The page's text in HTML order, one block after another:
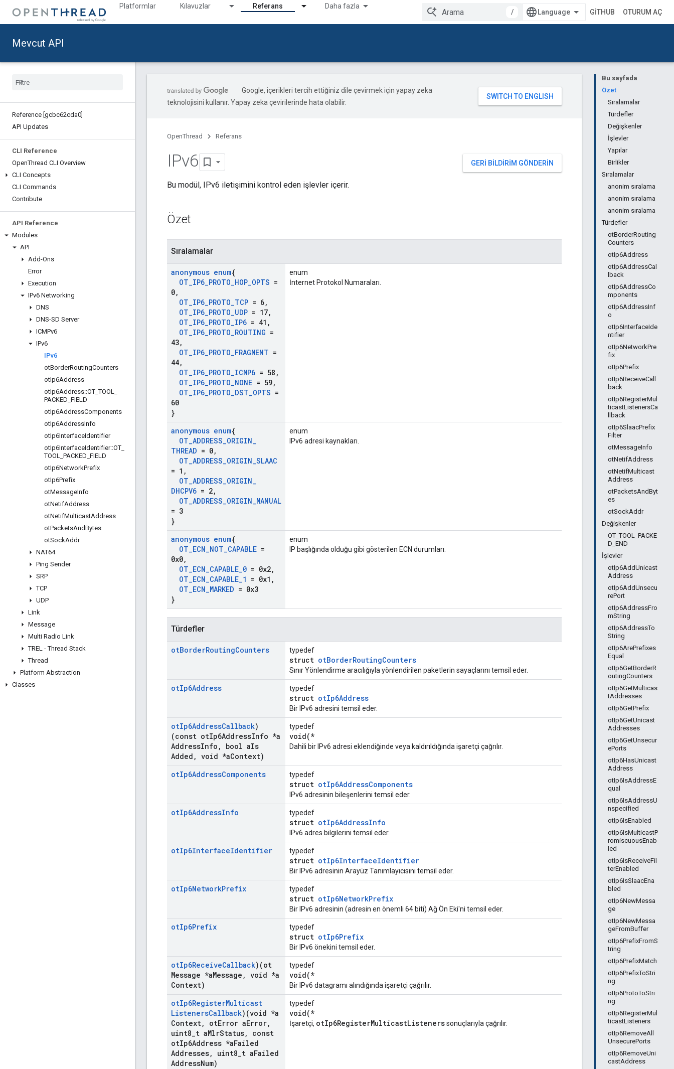
Platformlar Kılavuzlar Referans Daha fazla
/ GITHUB OTURUM AÇ
Mevcut API
Reference [gcbc62cda0]
API Updates
CLI Reference
OpenThread CLI Overview
CLI Concepts
CLI Commands
Contribute
API Reference
Modules
API
Add-Ons
Error
Execution
IPv6 Networking
DNS
DNS-SD Server
ICMPv6
IPv6
IPv6
otBorderRoutingCounters
otIp6Address
otIp6Address::OT _TOOL
PACKED FIELD
otIp6AddressComponents
otIp6AddressInfo
otIp6InterfaceIdentifier
otIp6InterfaceIdentifier::OT
TOOL PACKED FIELD
otIp6NetworkPrefix
otIp6Prefix
otMessageInfo
otNetifAddress
otNetifMulticastAddress
otPacketsAndBytes
otSockAddr
NAT64
Ping Sender
SRP
TCP
UDP
Link
Message
Multi Radio Link
TREL - Thread Stack
Thread
Platform Abstraction
Classes
Bu sayfada
Özet
Sıralamalar
Türdefler
Değişkenler
İşlevler
Yapılar
Birlikler
Sıralamalar
anonim sıralama
anonim sıralama
anonim sıralama
Türdefler
otBorderRouting
Counters
otIp6Address
otIp6AddressCal
lback
otIp6AddressCo
mponents
otIp6AddressInf
o
otIp6InterfaceIde
ntifier
otIp6NetworkPre
fix
otIp6Prefix
otIp6ReceiveCall
back
otIp6RegisterMul
ticastListenersCa
llback
otIp6SlaacPrefix
Filter
otMessageInfo
otNetifAddress
otNetifMulticast
Address
otPacketsAndByt
es
otSockAddr
Değişkenler
OT_TOOL_PACKE
D_END
İşlevler
otIp6AddUnicast
Address
otIp6AddUnsecu
rePort
otIp6AddressFro
mString
otIp6AddressTo
String
otIp6ArePrefixes
Equal
otIp6GetBorderR
outingCounters
otIp6GetMulticas
tAddresses
otIp6GetPrefix
otIp6GetUnicast
Addresses
otIp6GetUnsecur
ePorts
otIp6HasUnicast
Address
otIp6IsAddressE
qual
otIp6IsAddressU
nspecified
otIp6IsEnabled
otIp6IsMulticastP
romiscuousEnab
led
otIp6IsReceiveFil
terEnabled
otIp6IsSlaacEna
bled
otIp6NewMessa
ge
otIp6NewMessa
geFromBuffer
otIp6PrefixFromS
tring
otIp6PrefixMatch
otIp6PrefixToStri
ng
otIp6ProtoToStri
ng
otIp6RegisterMul
ticastListeners
otIp6RemoveAll
UnsecurePorts
otIp6RemoveUni
castAddress
Google, içerikleri tercih ettiğiniz dile çevirmek için yapay zeka
teknolojisini kullanır. Yapay zeka çevirilerinde hata olabilir.
OpenThread Referans
GERI BILDIRIM GÖNDERIN
IPv6
Bu modül, IPv6 iletişimini kontrol eden işlevler içerir.
Özet
Sıralamalar
anonymous enum{
OT_IP6_PROTO_HOP_OPTS =
0,
OT_IP6_PROTO_TCP = 6,
OT_IP6_PROTO_UDP = 17,
OT_IP6_PROTO_IP6 = 41 ,
OT_IP6_PROTO_ROUTING =
43,
OT_IP6_PROTO_FRAGMENT =
44,
OT_IP6_PROTO_ICMP6 = 58 ,
OT_IP6_PROTO_NONE = 59,
OT_IP6_PROTO_DST_OPTS =
60
}
enum
İnternet Protokol Numaraları.
anonymous enum{
OT_ADDRESS_ORIGIN_
THREAD = 0,
OT_ADDRESS_ORIGIN_SLAAC
= 1 ,
OT_ADDRESS_ORIGIN_
DHCPV6 = 2,
OT_ADDRESS_ORIGIN_MANUAL
= 3
}
enum
IPv6 adresi kaynakları.
anonymous enum{
OT_ECN_NOT_CAPABLE =
0x0,
OT_ECN_CAPABLE_0 = 0x2,
OT_ECN_CAPABLE_1 = 0x1 ,
OT_ECN_MARKED = 0x3
}
enum
IP başlığında olduğu gibi gösterilen ECN durumları.
Türdefler
otBorderRoutingCounters typedef
struct otBorderRoutingCounters
Sınır Yönlendirme aracılığıyla yönlendirilen paketlerin sayaçlarını temsil eder.
otIp6Address typedef
struct otIp6Address
Bir IPv6 adresini temsil eder.
otIp6AddressCallback)
(const otIp6AddressInfo *a
AddressInfo , bool aIs
Added , void *aContext)
typedef
void(*
Dahili bir IPv6 adresi eklendiğinde veya kaldırıldığında işaretçi çağrılır.
otIp6AddressComponents typedef
struct otIp6AddressComponents
IPv6 adresinin bileşenlerini temsil eder.
otIp6AddressInfo typedef
struct otIp6AddressInfo
IPv6 adres bilgilerini temsil eder.
otIp6InterfaceIdentifier typedef
struct otIp6InterfaceIdentifier
Bir IPv6 adresinin Arayüz Tanımlayıcısını temsil eder.
otIp6NetworkPrefix typedef
struct otIp6NetworkPrefix
Bir IPv6 adresinin (adresin en önemli 64 biti) Ağ Ön Eki'ni temsil eder.
otIp6Prefix typedef
struct otIp6Prefix
Bir IPv6 önekini temsil eder.
otIp6ReceiveCallback)(ot
Message *aMessage , void *a
Context)
typedef
void(*
Bir IPv6 datagramı alındığında işaretçi çağrılır.
otIp6RegisterMulticast
ListenersCallback)(void *a
Context, otError aError,
uint8 t aMlrStatus,
const
otIp6Address *aFailed
Addresses, uint8 t aFailed
AddressNum)
typedef
void(*
İşaretçi, otIp6RegisterMulticastListenerssonuçlarıyla çağrılır.